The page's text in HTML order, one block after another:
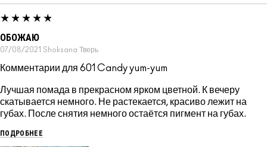
ОБОЖАЮ
07/08/2021 Shoksana Тверь
Комментарии для 601 Candy yum-yum
Лучшая помада в прекрасном ярком цветной. К вечеру
скатывается немного. Не растекается, красиво лежит на
губах. После снятия немного остаётся пигмент на губах.
ПОДРОБНЕЕ